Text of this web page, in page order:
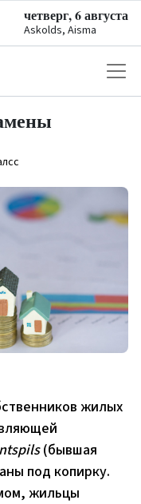
четверг, 6 августа
Askolds, Aisma
жилых
(бывшая
под копирку.
жильцы